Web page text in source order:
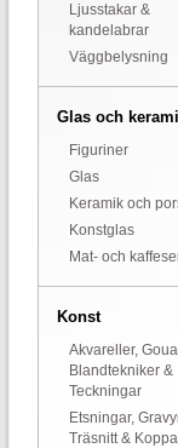
Ljusstakar &
kandelabrar
Väggbelysning
Glas och
Figuriner
Glas
Keramik och
Konstglas
Mat- och
Konst
Akvareller,
Blandtekniker &
Teckningar
Etsningar,
Träsnitt &